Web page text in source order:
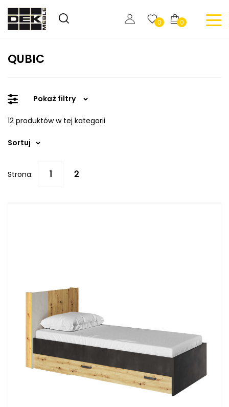
0 0
QUBIC
Pokaż filtry
12 produktów w tej kategorii
Sortuj
Strona: